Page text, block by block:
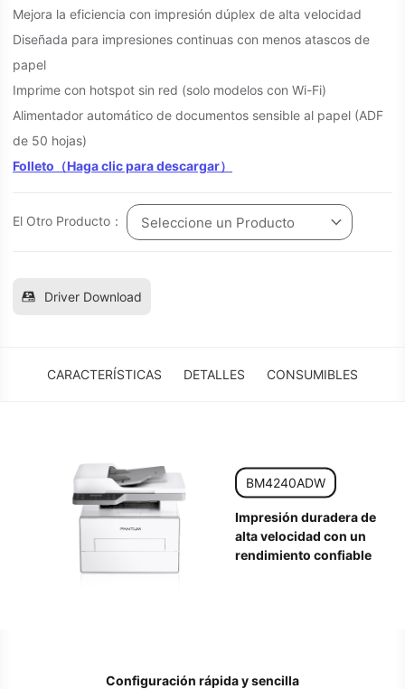
Mejora la eficiencia con impresión dúplex de alta velocidad
Diseñada para impresiones continuas con menos atascos de
papel
Imprime con hotspot sin red (solo modelos con Wi-Fi)
Alimentador automático de documentos sensible al papel (ADF
de 50 hojas)
Folleto（Haga clic para descargar）
El Otro Producto： Seleccione un Producto
Driver Download
CARACTERÍSTICAS DETALLES CONSUMIBLES
BM4240ADW
Impresión duradera de
alta velocidad con un
rendimiento confiable
Configuración rápida y sencilla